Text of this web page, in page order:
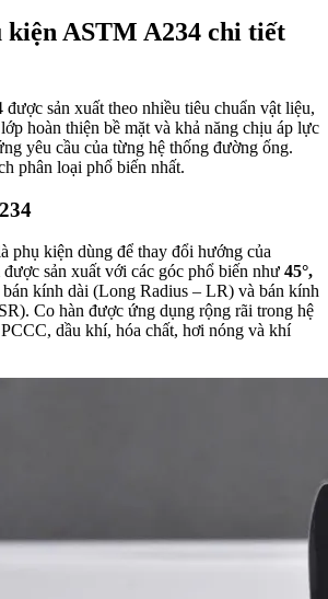
kiện ASTM A234 chi tiết
sản xuất theo nhiều tiêu chuẩn vật liệu,
hoàn thiện bề mặt và khả năng chịu áp lực
yêu cầu của từng hệ thống đường ống.
phân loại phổ biến nhất.
phụ kiện dùng để thay đổi hướng của
sản xuất với các góc phổ biến như 45°,
bán kính dài (Long Radius – LR) và bán kính
Co hàn được ứng dụng rộng rãi trong hệ
dầu khí, hóa chất, hơi nóng và khí